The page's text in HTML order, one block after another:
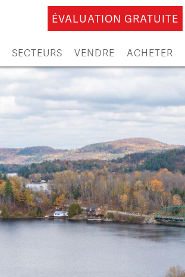
ÉVALUATION GRATUITE
SECTEURS VENDRE ACHETER